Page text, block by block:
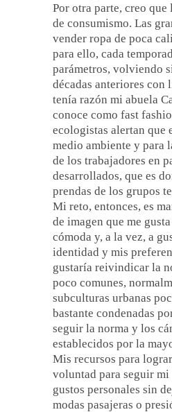
Por otra parte, creo que
de consumismo. Las
vender ropa de poca
para ello, cada
parámetros, volviendo
décadas anteriores con
tenía razón mi abuela
conoce como fast
ecologistas alertan que
medio ambiente y para
de los trabajadores en
desarrollados, que es
prendas de los grupos
Mi reto, entonces, es
de imagen que me
cómoda y, a la vez, a
identidad y mis
gustaría reivindicar la
poco comunes,
subculturas urbanas
bastante condenadas
seguir la norma y los
establecidos por la
Mis recursos para
voluntad para seguir
gustos personales sin
modas pasajeras o